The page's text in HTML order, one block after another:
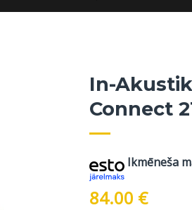
In-
Connect
Ikmēneša
84.00 €